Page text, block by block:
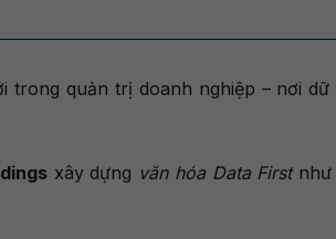
quản trị doanh nghiệp – nơi dữ
xây dựng văn hóa Data Firstnhư